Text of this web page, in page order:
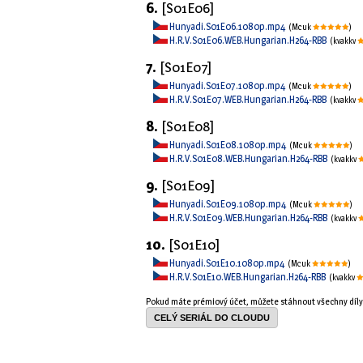
6. [S01E06]
Hunyadi.S01E06.1080p.mp4 (Mcuk )
H.R.V.S01E06.WEB.Hungarian.H264-RBB (kvakkv
7. [S01E07]
Hunyadi.S01E07.1080p.mp4 (Mcuk )
H.R.V.S01E07.WEB.Hungarian.H264-RBB (kvakkv
8. [S01E08]
Hunyadi.S01E08.1080p.mp4 (Mcuk )
H.R.V.S01E08.WEB.Hungarian.H264-RBB (kvakkv
9. [S01E09]
Hunyadi.S01E09.1080p.mp4 (Mcuk )
H.R.V.S01E09.WEB.Hungarian.H264-RBB (kvakkv
10. [S01E10]
Hunyadi.S01E10.1080p.mp4 (Mcuk )
H.R.V.S01E10.WEB.Hungarian.H264-RBB (kvakkv
Pokud máte prémiový účet, můžete stáhnout všechny
CELÝ SERIÁL DO CLOUDU